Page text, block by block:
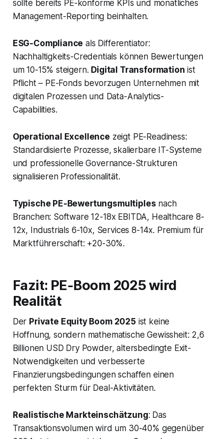
sollte bereits PE-konforme KPIs und monatliches
Management-Reporting beinhalten.
ESG-Compliance als Differentiator:
Nachhaltigkeits-Credentials können Bewertungen
um 10-15% steigern. Digital Transformation ist
Pflicht – PE-Fonds bevorzugen Unternehmen mit
digitalen Prozessen und Data-Analytics-
Capabilities.
Operational Excellence zeigt PE-Readiness:
Standardisierte Prozesse, skalierbare IT-Systeme
und professionelle Governance-Strukturen
signalisieren Professionalität.
Typische PE-Bewertungsmultiples nach
Branchen: Software 12-18x EBITDA, Healthcare 8-
12x, Industrials 6-10x, Services 8-14x. Premium für
Marktführerschaft: +20-30%.
Fazit: PE-Boom 2025 wird
Realität
Der Private Equity Boom 2025 ist keine
Hoffnung, sondern mathematische Gewissheit: 2,6
Billionen USD Dry Powder, altersbedingte Exit-
Notwendigkeiten und verbesserte
Finanzierungsbedingungen schaffen einen
perfekten Sturm für Deal-Aktivitäten.
Realistische Markteinschätzung: Das
Transaktionsvolumen wird um 30-40% gegenüber